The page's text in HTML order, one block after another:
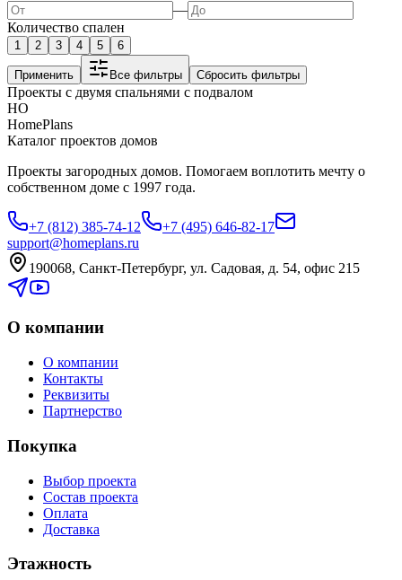
—
Количество спален
1 2 3 4 5 6
Применить Все фильтры Сбросить фильтры
Проекты с двумя спальнями с подвалом
HO
HomePlans
Каталог проектов домов
Проекты загородных домов. Помогаем воплотить мечту о
собственном доме с 1997 года.
+7 (812) 385-74-12
+7 (495) 646-82-17
support@homeplans.ru
190068, Санкт-Петербург, ул. Садовая, д. 54, офис 215
О компании
О компании
Контакты
Реквизиты
Партнерство
Покупка
Выбор проекта
Состав проекта
Оплата
Доставка
Этажность